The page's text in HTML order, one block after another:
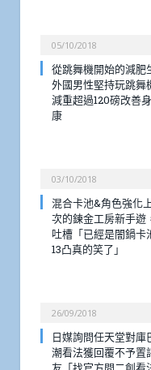
05/10/2018
從跳舞機開始的減肥
外國男性堅持玩跳舞
減重超過120磅改善
康
03/10/2018
混合卡池&角色強化
次的鍊金工房新手遊
吐槽「已經是闇鍋卡
13凸真的笑了」
26/09/2018
日媒詢問任天堂對庫
潮看法獲回覆不予置